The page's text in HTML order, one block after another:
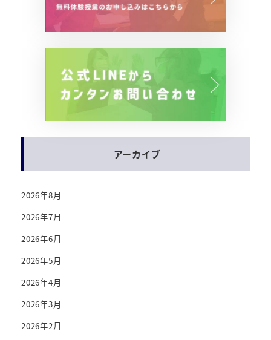
アーカイブ
2026年8月
2026年7月
2026年6月
2026年5月
2026年4月
2026年3月
2026年2月